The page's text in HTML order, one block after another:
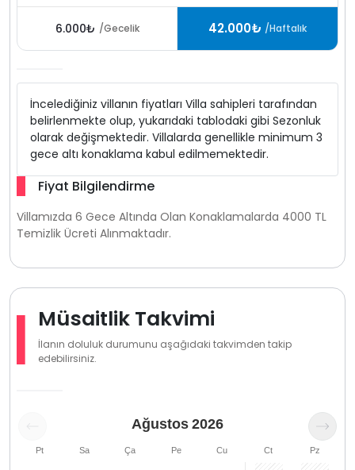
6.000₺ /Gecelik 42.000₺ /Haftalık
İncelediğiniz villanın fiyatları Villa sahipleri tarafından
belirlenmekte olup, yukarıdaki tablodaki gibi Sezonluk
olarak değişmektedir. Villalarda genellikle minimum 3
gece altı konaklama kabul edilmemektedir.
Fiyat Bilgilendirme
Villamızda 6 Gece Altında Olan Konaklamalarda 4000 TL
Temizlik Ücreti Alınmaktadır.
Müsaitlik Takvimi
İlanın doluluk durumunu aşağıdaki takvimden takip
edebilirsiniz.
Ağustos 2026
Pt Sa Ça Pe Cu Ct Pz